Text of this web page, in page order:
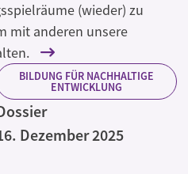
(wieder) zu
mit anderen unsere
BILDUNG FÜR NACHHALTIGE
ENTWICKLUNG
Dezember 2025